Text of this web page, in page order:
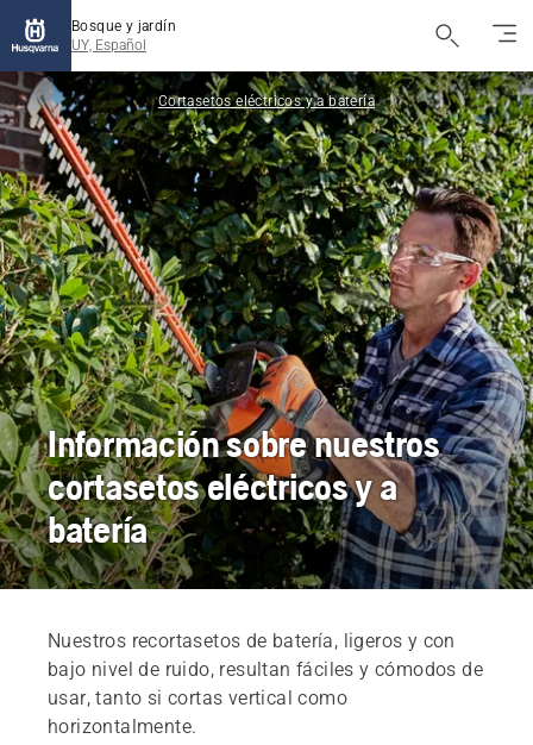
Bosque y jardín
UY, Español
Cortasetos eléctricos y a batería
Información sobre nuestros
cortasetos eléctricos y a
batería
Nuestros recortasetos de batería, ligeros y con
bajo nivel de ruido, resultan fáciles y cómodos de
usar, tanto si cortas vertical como
horizontalmente.